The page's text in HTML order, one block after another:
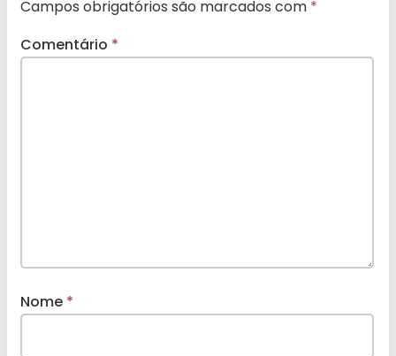
Campos obrigatórios são marcados com *
Comentário *
Nome *